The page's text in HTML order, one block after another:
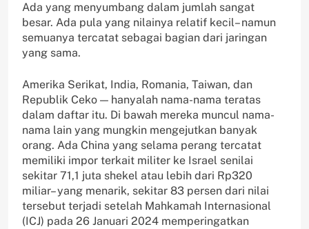
Ada yang menyumbang dalam jumlah sangat
besar. Ada pula yang nilainya relatif kecil– namun
semuanya tercatat sebagai bagian dari jaringan
yang sama.
Amerika Serikat, India, Romania, Taiwan, dan
Republik Ceko — hanyalah nama-nama teratas
dalam daftar itu. Di bawah mereka muncul nama-
nama lain yang mungkin mengejutkan banyak
orang. Ada China yang selama perang tercatat
memiliki impor terkait militer ke Israel senilai
sekitar 71,1 juta shekel atau lebih dari Rp320
miliar– yang menarik, sekitar 83 persen dari nilai
tersebut terjadi setelah Mahkamah Internasional
(ICJ) pada 26 Januari 2024 memperingatkan